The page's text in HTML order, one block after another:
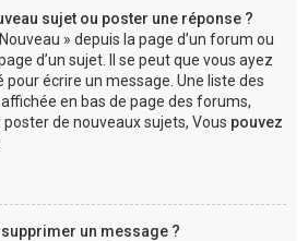
sujet ou poster une réponse ?
» depuis la page d’un forum ou
d’un sujet. Il se peut que vous ayez
pour écrire un message. Une liste des
en bas de page des forums,
poster de nouveaux sujets, Vous pouvez
un message ?